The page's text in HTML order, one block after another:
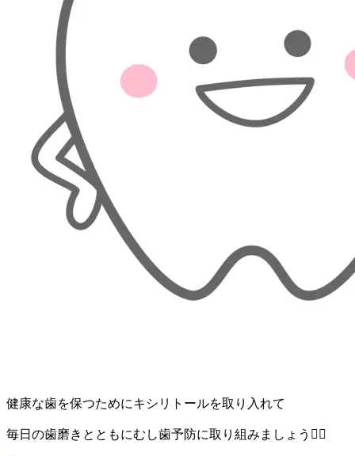
健康な歯を保つためにキシリトールを取り入れて
毎日の歯磨きとともにむし歯予防に取り組みましょう🙋‍♀️